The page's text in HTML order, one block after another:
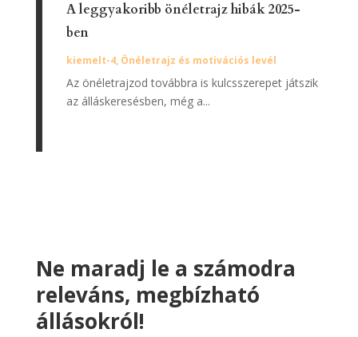
A leggyakoribb önéletrajz hibák 2025-
ben
kiemelt-4, Önéletrajz és motivációs levél
Az önéletrajzod továbbra is kulcsszerepet játszik
az álláskeresésben, még a...
Ne maradj le a számodra
releváns, megbízható
állásokról!